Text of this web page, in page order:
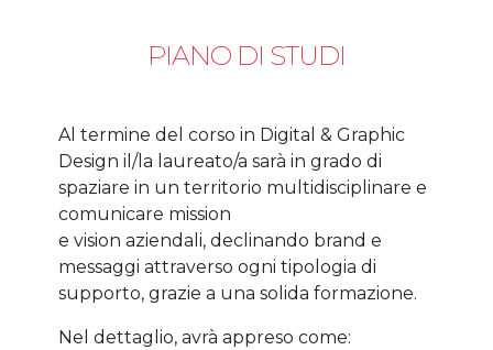
PIANO DI STUDI
Al termine del corso in Digital & Graphic
Design il/la laureato/a sarà in grado di
spaziare in un territorio multidisciplinare e
comunicare mission
e vision aziendali, declinando brand e
messaggi attraverso ogni tipologia di
supporto, grazie a una solida formazione.
Nel dettaglio, avrà appreso come: